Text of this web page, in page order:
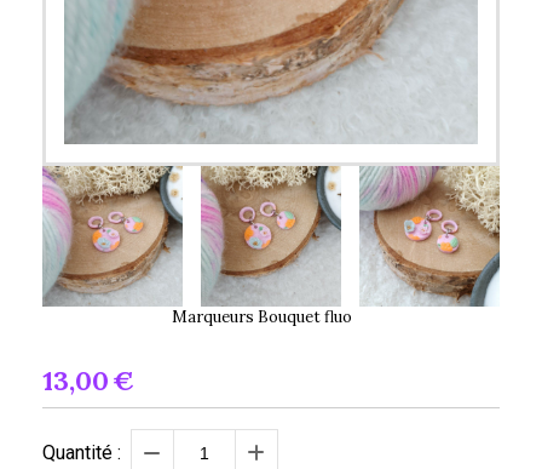
Marqueurs Bouquet fluo
13,00€
Quantité :